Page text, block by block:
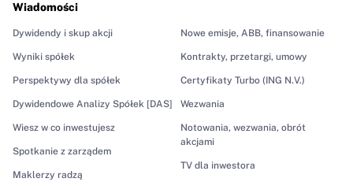
Wiadomości
Dywidendy i skup akcji
Wyniki spółek
Perspektywy dla spółek
Dywidendowe Analizy Spółek [DAS]
Wiesz w co inwestujesz
Spotkanie z zarządem
Maklerzy radzą
Nowe emisje, ABB, finansowanie
Kontrakty, przetargi, umowy
Certyfikaty Turbo (ING N.V.)
Wezwania
Notowania, wezwania, obrót
akcjami
TV dla inwestora